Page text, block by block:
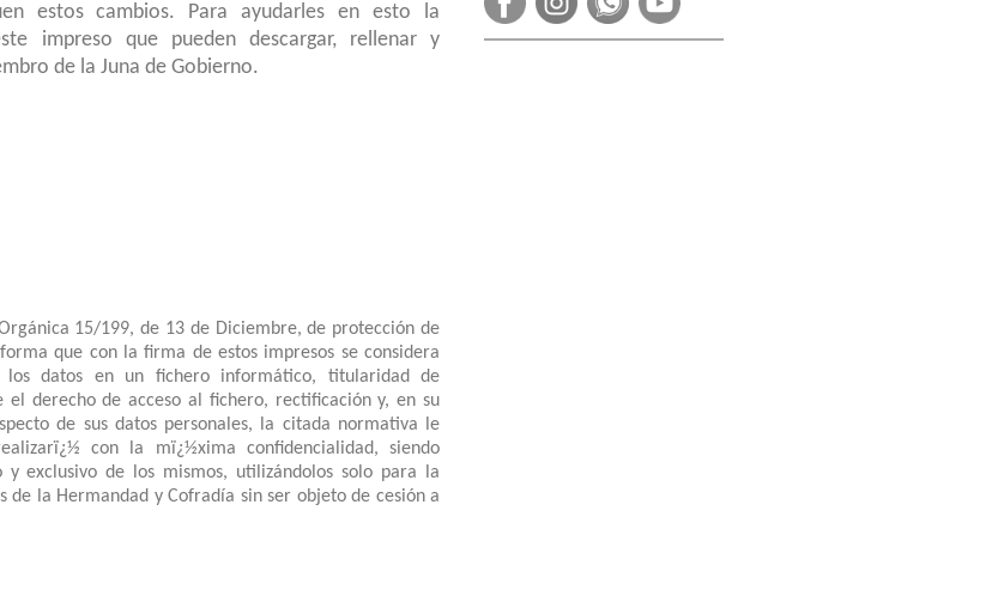
estos cambios. Para ayudarles en esto la
impreso que pueden descargar, rellenar y
de la Juna de Gobierno.
15/199, de 13 de Diciembre, de protección de
que con la firma de estos impresos se considera
datos en un fichero informático, titularidad de
el derecho de acceso al fichero, rectificación y, en su
de sus datos personales, la citada normativa le
con la mï¿½xima confidencialidad, siendo
exclusivo de los mismos, utilizándolos solo para la
de la Hermandad y Cofradía sin ser objeto de cesión a